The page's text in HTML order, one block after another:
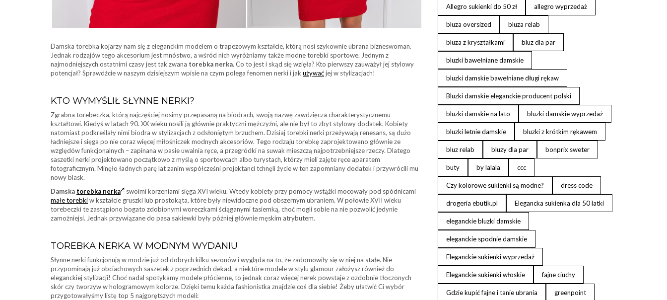
Damska torebka kojarzy nam się z eleganckim modelem o trapezowym kształcie, którą nosi szykownie ubrana bizneswoman.
Jednak rodzajów tego akcesorium jest mnóstwo, a wśród nich wyróżniamy także modne torebki sportowe. Jednym z
najmodniejszych ostatnimi czasy jest tak zwana torebka nerka. Co to jest i skąd się wzięła? Kto pierwszy zauważył jej stylowy
potencjał? Sprawdźcie w naszym dzisiejszym wpisie na czym polega fenomen nerki i jak używaćjej w stylizacjach!
KTO WYMYŚLIŁ SŁYNNE NERKI?
Zgrabna torebeczka, którą najczęściej nosimy przepasaną na biodrach, swoją nazwę zawdzięcza charakterystycznemu
kształtowi. Kiedyś w latach 90. XX wieku nosili ją głównie praktyczni mężczyźni, ale nie był to zbyt stylowy dodatek. Kobiety
natomiast podkreślały nimi biodra w stylizacjach z odsłoniętym brzuchem. Dzisiaj torebki nerki przeżywają renesans, są dużo
ładniejsze i sięga po nie coraz więcej miłośniczek modnych akcesoriów. Tego rodzaju torebkę zaprojektowano głównie ze
względów funkcjonalnych – zapinana w pasie uwalnia ręce, a przegródki na suwak mieszczą najpotrzebniejsze rzeczy. Dlatego
saszetki nerki projektowano początkowo z myślą o sportowcach albo turystach, którzy mieli zajęte ręce aparatem
fotograficznym. Minęło ładnych parę lat zanim współcześni projektanci tchnęli życie w ten zapomniany dodatek i przywrócili mu
nowy blask.
Damska torebka nerka
swoimi korzeniami sięga XVI wieku. Wtedy kobiety przy pomocy wstążki mocowały pod spódnicami
małe torebkiw kształcie gruszki lub prostokąta, które były niewidoczne pod obszernym ubraniem. W połowie XVII wieku
torebeczki te zastąpiono bogato zdobionymi woreczkami ściąganymi tasiemką, choć mogli sobie na nie pozwolić jedynie
zamożniejsi. Jednak przywiązane do pasa sakiewki były później głównie męskim atrybutem.
TOREBKA NERKA W MODNYM WYDANIU
Słynne nerki funkcjonują w modzie już od dobrych kilku sezonów i wygląda na to, że zadomowiły się w niej na stałe. Nie
przypominają już obciachowych saszetek z poprzednich dekad, a niektóre modele w stylu glamour założysz również do
eleganckiej stylizacji! Choć nadal spotykamy modele płócienne, to jednak coraz więcej nerek powstaje z ozdobnie tłoczonych
skór czy tworzyw w hologramowym kolorze. Dzięki temu każda fashionistka znajdzie coś dla siebie! Żeby ułatwić Ci wybór
przygotowałyśmy listę top 5 najgorętszych modeli:
Allegro sukienki do 50 zł allegro wyprzedaż
bluza oversized bluza relab
bluza z kryształkami bluz dla par
bluzki bawełniane damskie
bluzki damskie bawełniane długi rękaw
Bluzki damskie eleganckie producent polski
bluzki damskie na lato bluzki damskie wyprzedaż
bluzki letnie damskie bluzki z krótkim rękawem
bluz relab bluzy dla par bonprix sweter
buty by lalala ccc
Czy kolorowe sukienki są modne? dress code
drogeria ebutik.pl Elegancka sukienka dla 50 latki
eleganckie bluzki damskie
eleganckie spodnie damskie
Eleganckie sukienki wyprzedaż
Eleganckie sukienki włoskie fajne ciuchy
Gdzie kupić fajne i tanie ubrania greenpoint